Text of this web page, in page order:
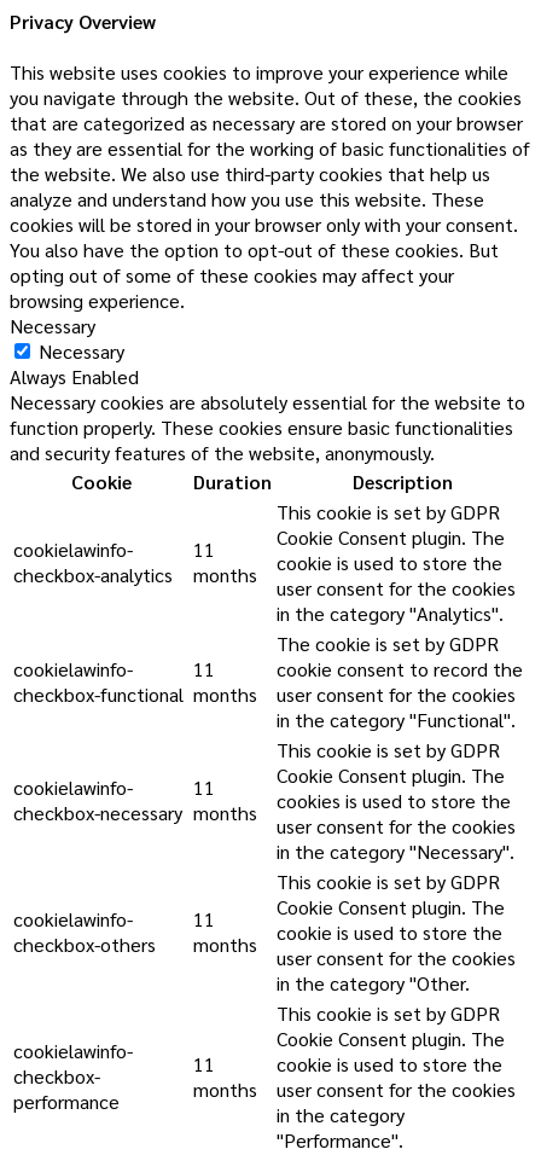
Privacy Overview
This website uses cookies to improve your experience while
you navigate through the website. Out of these, the cookies
that are categorized as necessary are stored on your browser
as they are essential for the working of basic functionalities of
the website. We also use third-party cookies that help us
analyze and understand how you use this website. These
cookies will be stored in your browser only with your consent.
You also have the option to opt-out of these cookies. But
opting out of some of these cookies may affect your
browsing experience.
Necessary
Necessary
Always Enabled
Necessary cookies are absolutely essential for the website to
function properly. These cookies ensure basic functionalities
and security features of the website, anonymously.
Cookie
Duration Description
cookielawinfo-
checkbox-analytics
11
months
This cookie is set by GDPR
Cookie Consent plugin. The
cookie is used to store the
user consent for the cookies
in the category "Analytics".
cookielawinfo-
checkbox-functional
11
months
The cookie is set by GDPR
cookie consent to record the
user consent for the cookies
in the category "Functional".
cookielawinfo-
checkbox-necessary
11
months
This cookie is set by GDPR
Cookie Consent plugin. The
cookies is used to store the
user consent for the cookies
in the category "Necessary".
cookielawinfo-
checkbox-others
11
months
This cookie is set by GDPR
Cookie Consent plugin. The
cookie is used to store the
user consent for the cookies
in the category "Other.
cookielawinfo-
checkbox-
performance
11
months
This cookie is set by GDPR
Cookie Consent plugin. The
cookie is used to store the
user consent for the cookies
in the category
"Performance".